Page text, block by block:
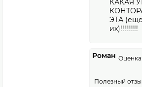
КАКАЯ
ЭТА
их)!!!!!!!!!
Роман
Полезный